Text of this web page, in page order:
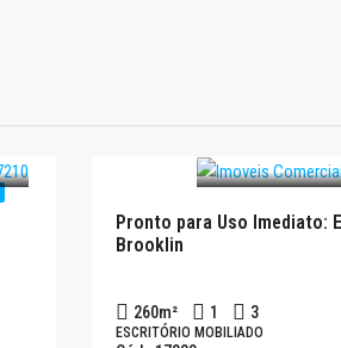
Pronto para Uso Imediato:
Brooklin
260m² 1 3
ESCRITÓRIO MOBILIADO